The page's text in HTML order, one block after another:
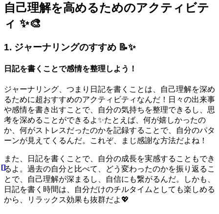
自己理解を高めるためのアクティビテ
ィ ✨🎨
1. ジャーナリングのすすめ 📝✨
日記を書くことで感情を整理しよう！
ジャーナリング、つまり日記を書くことは、自己理解を深め
るために超おすすめのアクティビティなんだ！日々の出来事
や感情を書き出すことで、自分の気持ちを整理できるし、思
考を深めることができるよ✨たとえば、何が嬉しかったの
か、何がストレスだったのかを記録することで、自分のパタ
ーンが見えてくるんだ。これぞ、まじ感謝な方法だよね！
また、日記を書くことで、自分の成長を実感することもでき
るよ。過去の自分と比べて、どう変わったのかを振り返るこ
とで、自己理解が深まるし、自信にも繋がるんだ。しかも、
日記を書く時間は、自分だけのチルタイムとしても楽しめる
から、リラックス効果も抜群だよ💖